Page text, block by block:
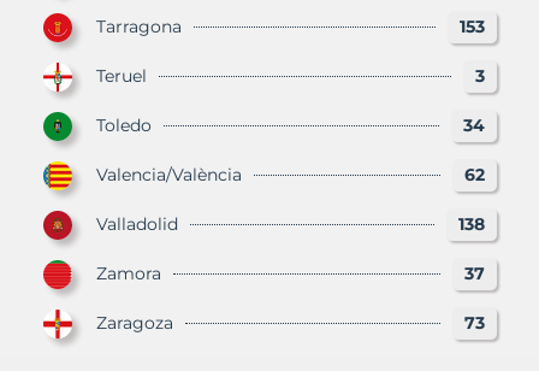
Tarragona 153
Teruel 3
Toledo 34
Valencia/València 62
Valladolid 138
Zamora 37
Zaragoza 73